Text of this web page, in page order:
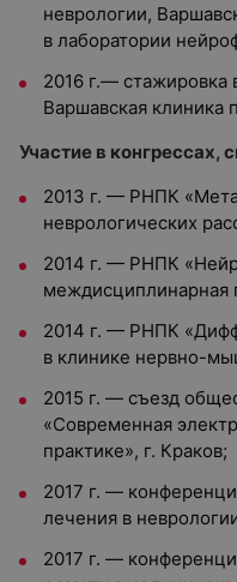
неврологии,
в лаборатории
2016 г.— стажировка
Варшавская клиника
Участие в конгрессах,
2013 г. — РНПК
неврологических
2014 г. — РНПК
междисциплинарная
2014 г. — РНПК
в клинике нервно-
2015 г. — съезд
«Современная
практике», г. Краков;
2017 г. —
лечения в
2017 г. —